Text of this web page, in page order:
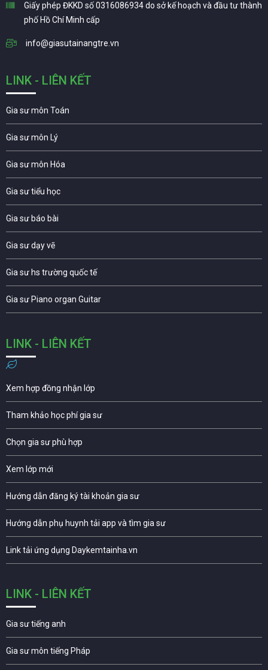
Giấy phép ĐKKD số 0316086934 do sở kế hoạch và đầu tư thành
phố Hồ Chí Minh cấp
info@giasutainangtre.vn
LINK - LIÊN KẾT
Gia sư môn Toán
Gia sư môn Lý
Gia sư môn Hóa
Gia sư tiểu học
Gia sư báo bài
Gia sư dạy vẽ
Gia sư hs trường quốc tế
Gia sư Piano organ Guitar
LINK - LIÊN KẾT
Xem hợp đồng nhận lớp
Tham khảo học phí gia sư
Chọn gia sư phù hợp
Xem lớp mới
Hướng dẫn đăng ký tài khoản gia sư
Hướng dẫn phụ huynh tải app và tìm gia sư
Link tải ứng dụng Daykemtainha.vn
LINK - LIÊN KẾT
Gia sư tiếng anh
Gia sư môn tiếng Pháp